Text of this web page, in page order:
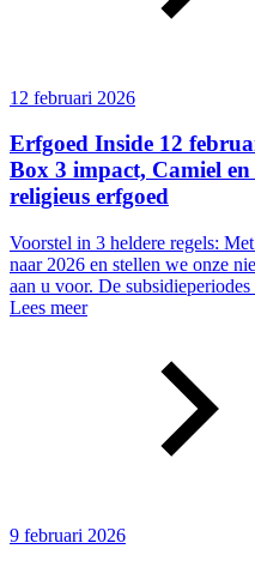
12 februari 2026
Erfgoed Inside 12
Box 3 impact, Camiel
religieus erfgoed
Voorstel in 3 heldere regels:
naar 2026 en stellen we onze
aan u voor. De
Lees meer
9 februari 2026